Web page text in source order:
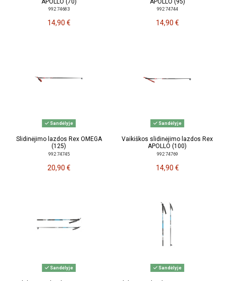
APOLLO (70)
992 74683
14,90 €
APOLLO (95)
992 74744
14,90 €
Sandėlyje
Slidinėjimo lazdos Rex OMEGA
(125)
992 74745
20,90 €
Sandėlyje
Vaikiškos slidinėjimo lazdos Rex
APOLLO (100)
992 74769
14,90 €
Sandėlyje Sandėlyje